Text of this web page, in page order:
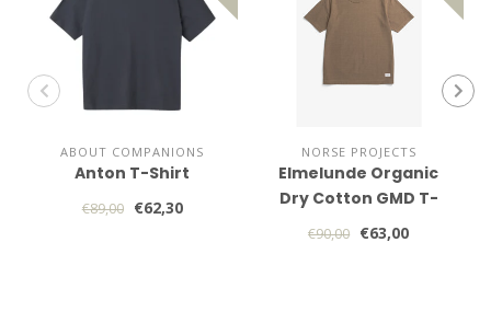
ABOUT COMPANIONS
Anton T-Shirt
€89,00 €62,30
NORSE PROJECTS
Elmelunde Organic
Dry Cotton GMD T-
shirt
€90,00 €63,00